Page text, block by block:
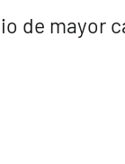
de mayor